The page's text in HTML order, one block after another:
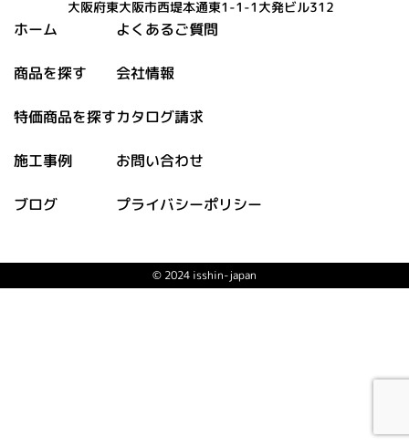
大阪府東大阪市西堤本通東1-1-1大発ビル312
ホーム
商品を探す
特価商品を探す
施工事例
ブログ
よくあるご質問
会社情報
カタログ請求
お問い合わせ
プライバシーポリシー
© 2024 isshin-japan